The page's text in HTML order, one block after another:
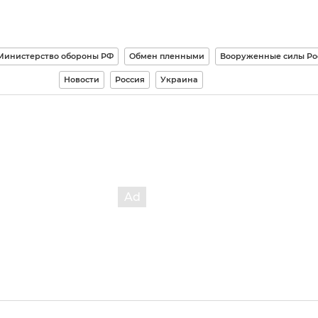
обороны РФ Обмен пленными Вооруженные силы
Новости Россия Украина